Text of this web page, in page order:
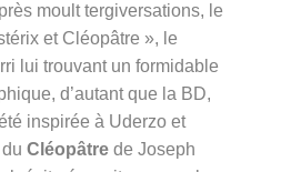
moult tergiversations, le
et Cléopâtre », le
lui trouvant un formidable
d’autant que la BD,
inspirée à Uderzo et
Cléopâtre de Joseph